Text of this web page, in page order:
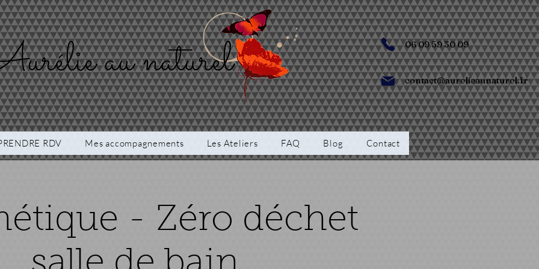
06 09 59 30 09
contact@aurelieaunaturel.fr
RDV Mes accompagnements Les Ateliers FAQ Blog Contact
- Zéro déchet